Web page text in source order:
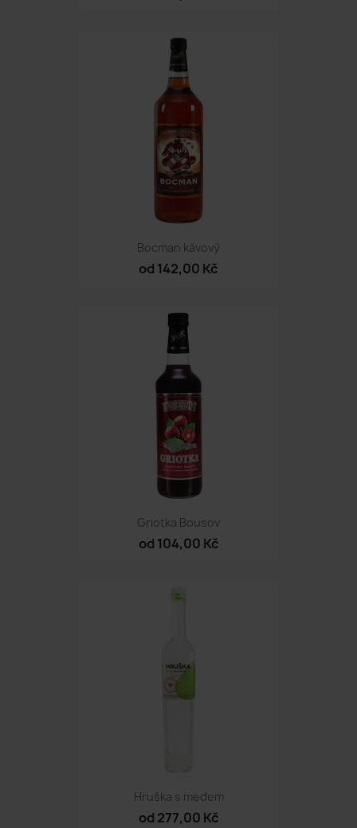
Bocman kávový
od 142,00 Kč
Griotka Bousov
od 104,00 Kč
Hruška s medem
od 277,00 Kč